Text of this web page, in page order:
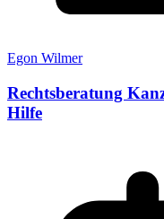
Egon Wilmer
Rechtsberatung
Hilfe